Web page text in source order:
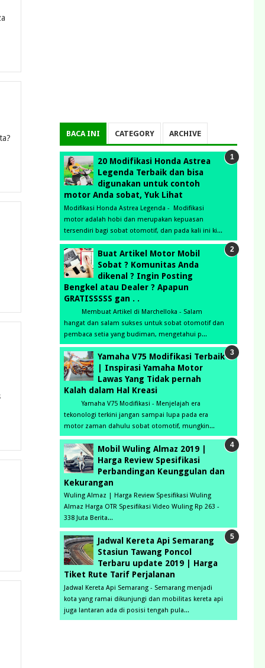
BACA INI CATEGORY ARCHIVE
20 Modifikasi Honda Astrea
Legenda Terbaik dan bisa
digunakan untuk contoh
motor Anda sobat, Yuk Lihat
Modifikasi Honda Astrea Legenda - Modifikasi
motor adalah hobi dan merupakan kepuasan
tersendiri bagi sobat otomotif, dan pada kali ini ki...
Buat Artikel Motor Mobil
Sobat ? Komunitas Anda
dikenal ? Ingin Posting
Bengkel atau Dealer ? Apapun
GRATISSSSS gan . .
Membuat Artikel di Marchelloka - Salam
hangat dan salam sukses untuk sobat otomotif dan
pembaca setia yang budiman, mengetahui p...
Yamaha V75 Modifikasi Terbaik
| Inspirasi Yamaha Motor
Lawas Yang Tidak pernah
Kalah dalam Hal Kreasi
Yamaha V75 Modifikasi - Menjelajah era
tekonologi terkini jangan sampai lupa pada era
motor zaman dahulu sobat otomotif, mungkin...
Mobil Wuling Almaz 2019 |
Harga Review Spesifikasi
Perbandingan Keunggulan dan
Kekurangan
Wuling Almaz | Harga Review Spesifikasi Wuling
Almaz Harga OTR Spesifikasi Video Wuling Rp 263 -
338 Juta Berita...
Jadwal Kereta Api Semarang
Stasiun Tawang Poncol
Terbaru update 2019 | Harga
Tiket Rute Tarif Perjalanan
Jadwal Kereta Api Semarang - Semarang menjadi
kota yang ramai dikunjungi dan mobilitas kereta api
juga lantaran ada di posisi tengah pula...